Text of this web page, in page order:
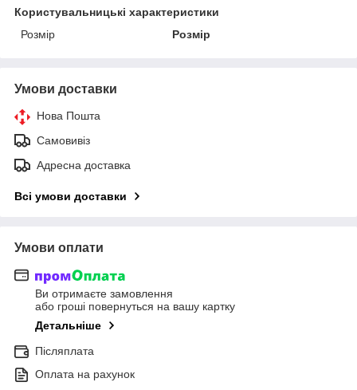
Користувальницькі характеристики
Розмір
Розмір
Умови доставки
Нова Пошта
Самовивіз
Адресна доставка
Всі умови доставки
Умови оплати
Ви отримаєте замовлення
або гроші повернуться на вашу картку
Детальніше
Післяплата
Оплата на рахунок